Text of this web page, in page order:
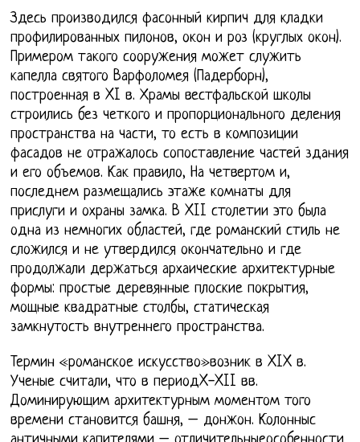
Здесь производился фасонный кирпич для кладки
профилированных пилонов, окон и роз (круглых окон).
Примером такого сооружения может служить
капелла святого Варфоломея (Падерборн),
построенная в XI в. Храмы вестфальской школы
строились без четкого и пропорционального деления
пространства на части, то есть в композиции
фасадов не отражалось сопоставление частей здания
и его объемов. Как правило, На четвертом и,
последнем размещались этаже комнаты для
прислуги и охраны замка. В XII столетии это была
одна из немногих областей, где романский стиль не
сложился и не утвердился окончательно и где
продолжали держаться архаические архитектурные
формы: простые деревянные плоские покрытия,
мощные квадратные столбы, статическая
замкнутость внутреннего пространства.
Термин «романское искусство»возник в XIX в.
Ученые считали, что в периодX-XII вв.
Доминирующим архитектурным моментом того
времени становится башня, – донжон. Колонныс